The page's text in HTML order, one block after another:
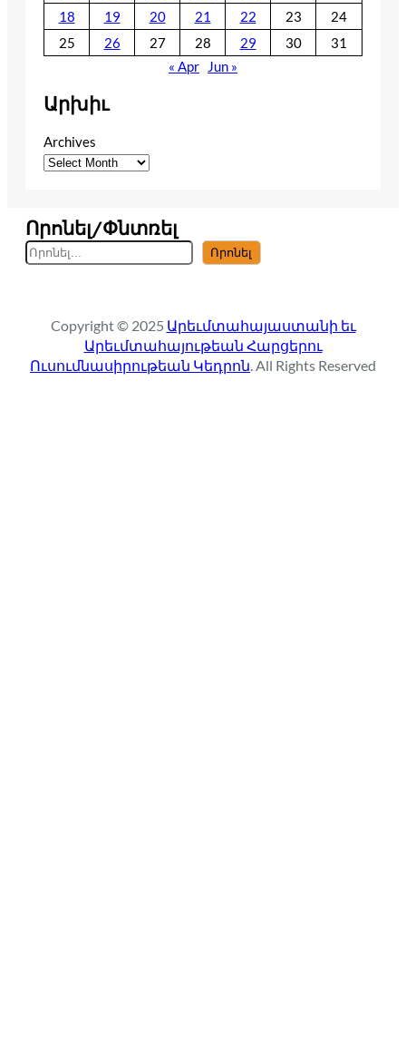
18
19 20 21 22 23
24
25
26 27 28 29 30
31
« Apr
Jun »
Արխիւ
Archives
Որոնել/Փնտռել
S
e
c
h
Որոնել
Copyright © 2025 Արեւմտահայաստանի եւ
Արեւմտահայութեան Հարցերու
Ուսումնասիրութեան Կեդրոն . All Rights Reserved